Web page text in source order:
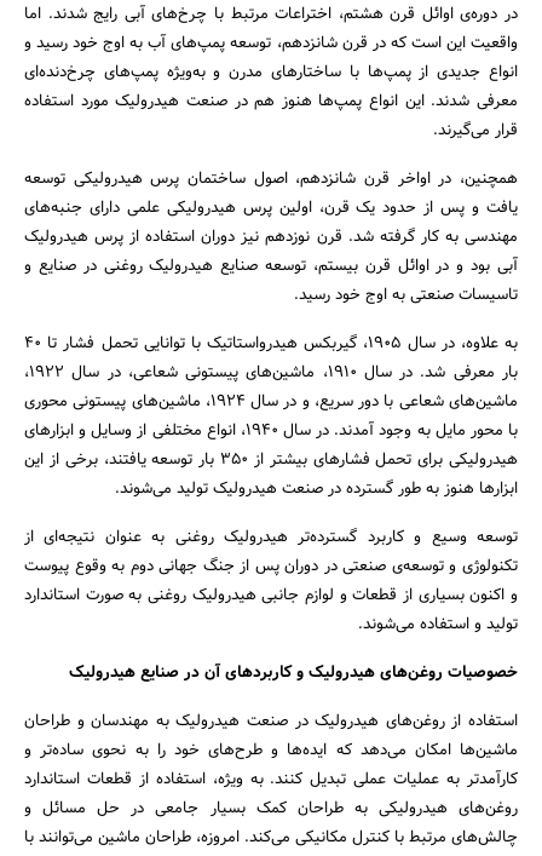
در دوره‌ی اوائل قرن هشتم، اختراعات مرتبط با چرخ‌های آبی رایج شدند. اما
واقعیت این است که در قرن شانزدهم، توسعه پمپ‌های آب به اوج خود رسید و
انواع جدیدی از پمپ‌ها با ساختارهای مدرن و به‌ویژه پمپ‌های چرخ‌دنده‌ای
معرفی شدند. این انواع پمپ‌ها هنوز هم در صنعت هیدرولیک مورد استفاده
قرار می‌گیرند.
همچنین، در اواخر قرن شانزدهم، اصول ساختمان پرس هیدرولیکی توسعه
یافت و پس از حدود یک قرن، اولین پرس هیدرولیکی علمی دارای جنبه‌های
مهندسی به کار گرفته شد. قرن نوزدهم نیز دوران استفاده از پرس هیدرولیک
آبی بود و در اوائل قرن بیستم، توسعه صنایع هیدرولیک روغنی در صنایع و
تاسیسات صنعتی به اوج خود رسید.
به علاوه، در سال 1905، گیربکس هیدرواستاتیک با توانایی تحمل فشار تا 40
بار معرفی شد. در سال 1910، ماشین‌های پیستونی شعاعی، در سال 1922،
ماشین‌های شعاعی با دور سریع، و در سال 1924، ماشین‌های پیستونی محوری
با محور مایل به وجود آمدند. در سال 1940، انواع مختلفی از وسایل و ابزارهای
هیدرولیکی برای تحمل فشارهای بیشتر از 350 بار توسعه یافتند، برخی از این
ابزارها هنوز به طور گسترده در صنعت هیدرولیک تولید می‌شوند.
توسعه وسیع و کاربرد گسترده‌تر هیدرولیک روغنی به عنوان نتیجه‌ای از
تکنولوژی و توسعه‌ی صنعتی در دوران پس از جنگ جهانی دوم به وقوع پیوست
و اکنون بسیاری از قطعات و لوازم جانبی هیدرولیک روغنی به صورت استاندارد
تولید و استفاده می‌شوند.
خصوصیات روغن‌های هیدرولیک و کاربردهای آن در صنایع هیدرولیک
استفاده از روغن‌های هیدرولیک در صنعت هیدرولیک به مهندسان و طراحان
ماشین‌ها امکان می‌دهد که ایده‌ها و طرح‌های خود را به نحوی ساده‌تر و
کارآمدتر به عملیات عملی تبدیل کنند. به ویژه، استفاده از قطعات استاندارد
روغن‌های هیدرولیکی به طراحان کمک بسیار جامعی در حل مسائل و
چالش‌های مرتبط با کنترل مکانیکی می‌کند. امروزه، طراحان ماشین می‌توانند با